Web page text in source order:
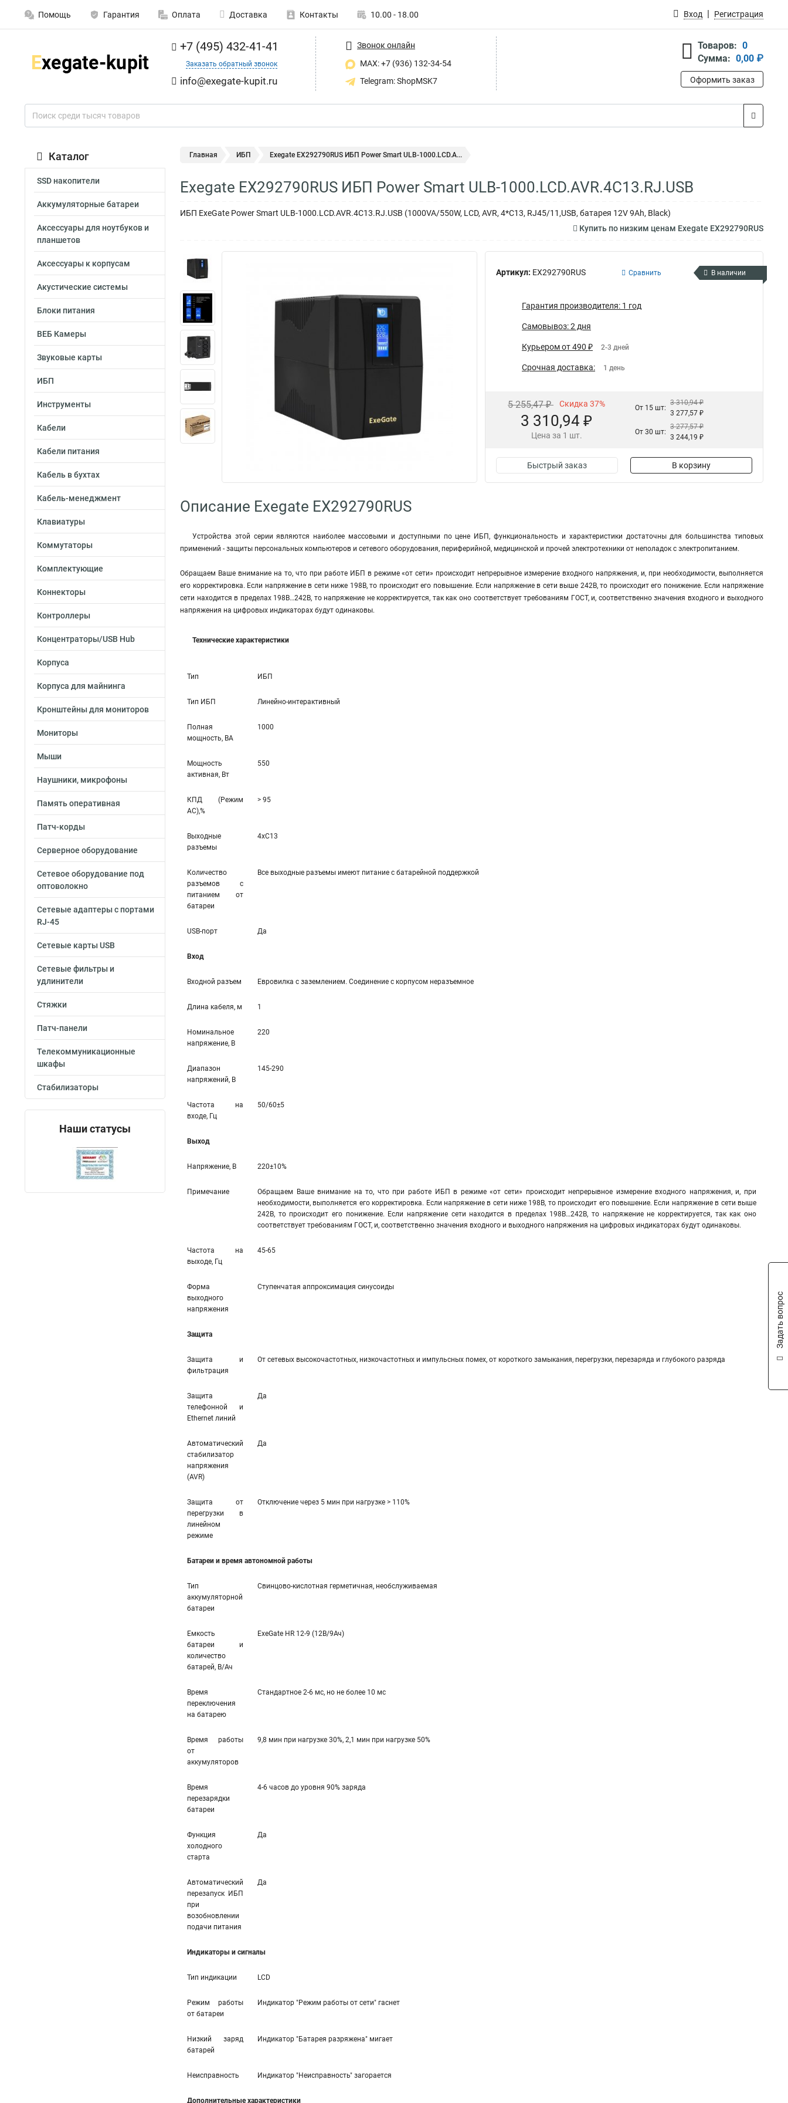
Помощь Гарантия Оплата Доставка Контакты 10.00 - 18.00 Вход Регистрация
+7 (495) 432-41-41
Заказать обратный звонок
info@exegate-kupit.ru
Звонок онлайн
MAX: +7 (936) 132-34-54
Telegram: ShopMSK7
Товаров: 0
Сумма: 0,00 ₽
Оформить заказ
Каталог
SSD накопители
Аккумуляторные батареи
Аксессуары для ноутбуков и
планшетов
Аксессуары к корпусам
Акустические системы
Блоки питания
ВЕБ Камеры
Звуковые карты
ИБП
Инструменты
Кабели
Кабели питания
Кабель в бухтах
Кабель-менеджмент
Клавиатуры
Коммутаторы
Комплектующие
Коннекторы
Контроллеры
Концентраторы/USB Hub
Корпуса
Корпуса для майнинга
Кронштейны для мониторов
Мониторы
Мыши
Наушники, микрофоны
Память оперативная
Патч-корды
Серверное оборудование
Сетевое оборудование под
оптоволокно
Сетевые адаптеры с портами
RJ-45
Сетевые карты USB
Сетевые фильтры и
удлинители
Стяжки
Патч-панели
Телекоммуникационные
шкафы
Стабилизаторы
Наши статусы
Главная ИБП Exegate EX292790RUS ИБП Power Smart ULB-1000.LCD.A...
Exegate EX292790RUS ИБП Power Smart ULB-1000.LCD.AVR.4C13.RJ.USB
ИБП ExeGate Power Smart ULB-1000.LCD.AVR.4C13.RJ.USB (1000VA/550W, LCD, AVR, 4*C13, RJ45/11,USB, батарея 12V 9Ah, Black)
Купить по низким ценам Exegate EX292790RUS
Артикул: EX292790RUS Сравнить В наличии
Гарантия производителя: 1 год
Самовывоз: 2 дня
Курьером от 490 ₽ 2-3 дней
Срочная доставка: 1 день
5 255,47 ₽ Скидка 37%
3 310,94 ₽
Цена за 1 шт.
От 15 шт:
3 310,94 ₽
3 277,57 ₽
От 30 шт:
3 277,57 ₽
3 244,19 ₽
Быстрый заказ В корзину
Описание Exegate EX292790RUS
Устройства этой серии являются наиболее массовыми и доступными по цене ИБП, функциональность и характеристики достаточны для большинства типовых
применений - защиты персональных компьютеров и сетевого оборудования, периферийной, медицинской и прочей электротехники от неполадок с электропитанием.
Обращаем Ваше внимание на то, что при работе ИБП в режиме «от сети» происходит непрерывное измерение входного напряжения, и, при необходимости, выполняется
его корректировка. Если напряжение в сети ниже 198В, то происходит его повышение. Если напряжение в сети выше 242В, то происходит его понижение. Если напряжение
сети находится в пределах 198В…242В, то напряжение не корректируется, так как оно соответствует требованиям ГОСТ, и, соответственно значения входного и выходного
напряжения на цифровых индикаторах будут одинаковы.
Технические характеристики
Тип ИБП
Тип ИБП Линейно-интерактивный
Полная
мощность, ВА
1000
Мощность
активная, Вт
550
КПД (Режим
AC),%
> 95
Выходные
разъемы
4xC13
Количество
разъемов с
питанием от
батареи
Все выходные разъемы имеют питание с батарейной поддержкой
USB-порт Да
Вход
Входной разъем Евровилка с заземлением. Соединение с корпусом неразъемное
Длина кабеля, м 1
Номинальное
напряжение, В
220
Диапазон
напряжений, В
145-290
Частота на
входе, Гц
50/60±5
Выход
Напряжение, В 220±10%
Примечание
Обращаем Ваше внимание на то, что при работе ИБП в режиме «от сети» происходит непрерывное измерение входного напряжения, и, при
необходимости, выполняется его корректировка. Если напряжение в сети ниже 198В, то происходит его повышение. Если напряжение в сети выше
242В, то происходит его понижение. Если напряжение сети находится в пределах 198В…242В, то напряжение не корректируется, так как оно
соответствует требованиям ГОСТ, и, соответственно значения входного и выходного напряжения на цифровых индикаторах будут одинаковы.
Частота на
выходе, Гц
45-65
Форма
выходного
напряжения
Ступенчатая аппроксимация синусоиды
Защита
Защита и
фильтрация
От сетевых высокочастотных, низкочастотных и импульсных помех, от короткого замыкания, перегрузки, перезаряда и глубокого разряда
Защита
телефонной и
Ethernet линий
Да
Автоматический
стабилизатор
напряжения
(AVR)
Да
Защита от
перегрузки в
линейном
режиме
Отключение через 5 мин при нагрузке > 110%
Батареи и время автономной работы
Тип
аккумуляторной
батареи
Свинцово-кислотная герметичная, необслуживаемая
Емкость
батареи и
количество
батарей, В/Ач
ExeGate HR 12-9 (12В/9Ач)
Время
переключения
на батарею
Стандартное 2-6 мс, но не более 10 мс
Время работы
от
аккумуляторов
9,8 мин при нагрузке 30%, 2,1 мин при нагрузке 50%
Время
перезарядки
батареи
4-6 часов до уровня 90% заряда
Функция
холодного
старта
Да
Автоматический
перезапуск ИБП
при
возобновлении
подачи питания
Да
Индикаторы и сигналы
Тип индикации LCD
Режим работы
от батареи
Индикатор "Режим работы от сети" гаснет
Низкий заряд
батарей
Индикатор "Батарея разряжена" мигает
Неисправность Индикатор "Неисправность" загорается
Дополнительные характеристики
Задать вопрос